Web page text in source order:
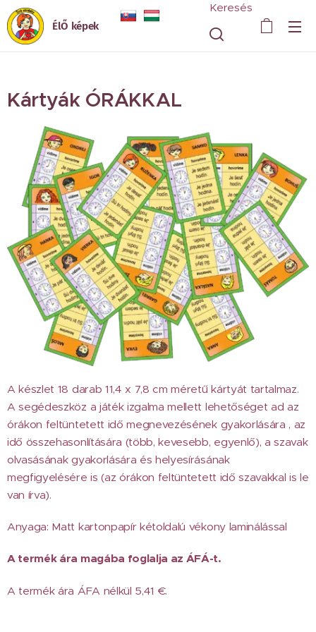
ÉlŐ képek
Keresés
Kártyák ÓRÁKKAL
A készlet 18 darab 11,4 x 7,8 cm méretű kártyát tartalmaz.
A segédeszköz a játék izgalma mellett lehetőséget ad az
órákon feltüntetett idő megnevezésének gyakorlására , az
idő összehasonlítására (több, kevesebb, egyenlő), a szavak
olvasásának gyakorlására és helyesírásának
megfigyelésére is (az órákon feltüntetett idő szavakkal is le
van írva).
Anyaga: Matt kartonpapír kétoldalú vékony laminálással
A termék ára magába foglalja az ÁFÁ-t.
A termék ára ÁFA nélkül 5,41 €.